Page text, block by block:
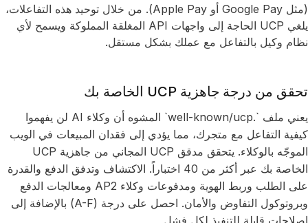
(مثل Google Pay أو Apple Pay). من خلال توحيد هذه التفاعلات،
يلغي UCP الحاجة إلى واجهات API المغلقة المملوكة ويسمح لأي
نظام وكيل بالتفاعل مع عملك بشكل مستقل.
تحقق من درجة جاهزية UCP الخاصة بك
يعني ملف `.well-known/ucp` المشوه أن وكلاء AI لن يفهموا
كيفية التفاعل مع متجرك، مما يؤدي إلى فقدان المبيعات في الويب
الموجّه بالوكلاء. يتحقق مدقق UCP المجاني من جاهزية UCP
الخاصة بك عبر أكثر من 40 اختباراً. الاكتشاف وتدفق الدفع والقدرة
على الطلب وربط الهوية ومدفوعات وكلاء AP2 ومعالجات الدفع
وبروتوكول التفاوض والأمان. احصل على درجة (A-F) بالإضافة إلى
إصلاحات قابلة للتنفيذ لكل فشل.